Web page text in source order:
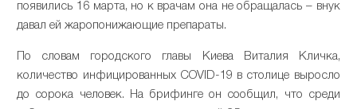
появились 16 марта, но к врачам она не обращалась – внук
давал ей жаропонижающие препараты.
По словам городского главы Киева Виталия Кличка,
количество инфицированных COVID-19 в столице выросло
до сорока человек. На брифинге он сообщил, что среди